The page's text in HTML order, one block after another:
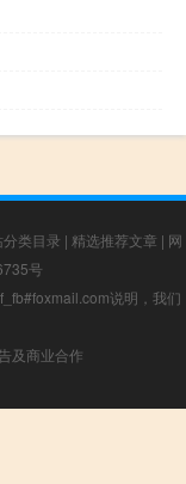
分类目录 | 精选推荐文章 | 网
号
说明，我们
及商业合作